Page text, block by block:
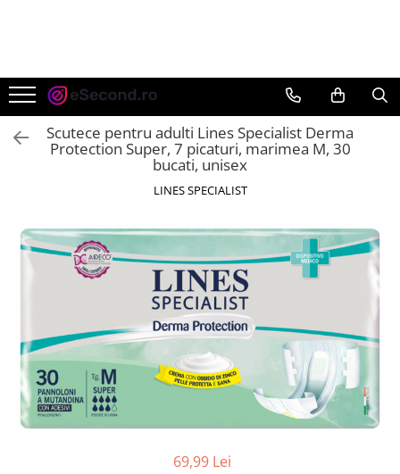
Auto Moto
Accesorii Auto
Anvelope & Jante
Echipamente pentru Atelier
Intretinere & Cosmetica auto
Moto
Reparatii si echipamente auto
Casa, Gradina & Bricolaj
Accesorii usi
Bucatarie & Servire
Curatenie si intretinere
Decoratiuni
Scutece pentru adulti Lines Specialist Derma
Protection Super, 7 picaturi, marimea M, 30
bucati, unisex
LINES SPECIALIST
69,99 Lei